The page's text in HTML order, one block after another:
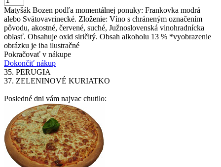
Matyšák Bozen podľa momentálnej ponuky: Frankovka modrá
alebo Svätovavrinecké. Zloženie: Víno s chráneným označením
pôvodu, akostné, červené, suché, Južnoslovenská vinohradnícka
oblasť. Obsahuje oxid siričitý. Obsah alkoholu 13 % *vyobrazenie
obrázku je iba ilustračné
Pokračovať v nákupe
Dokončiť nákup
35. PERUGIA
37. ZELENINOVÉ KURIATKO
Posledné dni vám najvac chutilo: